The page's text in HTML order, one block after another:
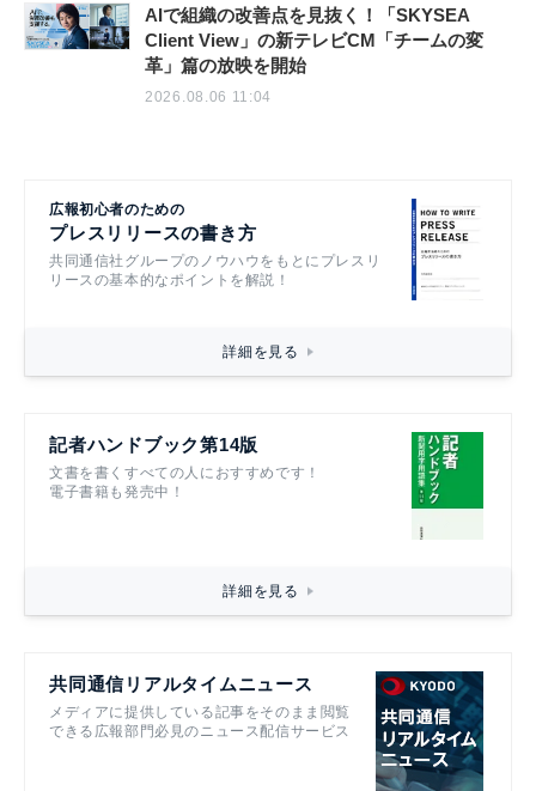
AIで組織の改善点を見抜く！「SKYSEA
Client View」の新テレビCM「チームの変
革」篇の放映を開始
2026.08.06 11:04
広報初心者のための
プレスリリースの書き方
共同通信社グループのノウハウをもとにプレスリ
リースの基本的なポイントを解説！
詳細を見る
記者ハンドブック第14版
文書を書くすべての人におすすめです！
電子書籍も発売中！
詳細を見る
共同通信リアルタイムニュース
メディアに提供している記事をそのまま閲覧
できる広報部門必見のニュース配信サービス